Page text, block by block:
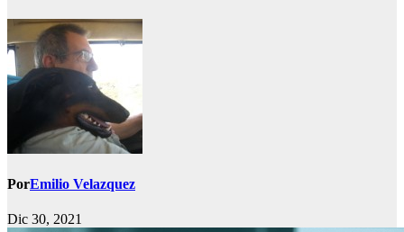
PorEmilio Velazquez
Dic 30, 2021